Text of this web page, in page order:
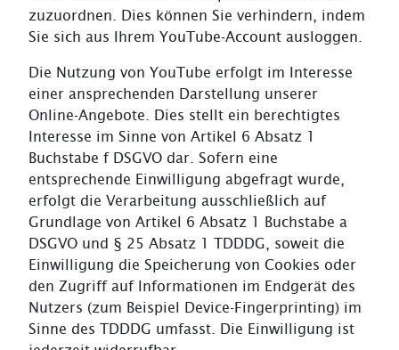
zuzuordnen. Dies können Sie verhindern, indem
Sie sich aus Ihrem YouTube-Account ausloggen.
Die Nutzung von YouTube erfolgt im Interesse
einer ansprechenden Darstellung unserer
Online-Angebote. Dies stellt ein berechtigtes
Interesse im Sinne von Artikel 6 Absatz 1
Buchstabe f DSGVO dar. Sofern eine
entsprechende Einwilligung abgefragt wurde,
erfolgt die Verarbeitung ausschließlich auf
Grundlage von Artikel 6 Absatz 1 Buchstabe a
DSGVO und § 25 Absatz 1 TDDDG, soweit die
Einwilligung die Speicherung von Cookies oder
den Zugriff auf Informationen im Endgerät des
Nutzers (zum Beispiel Device-Fingerprinting) im
Sinne des TDDDG umfasst. Die Einwilligung ist